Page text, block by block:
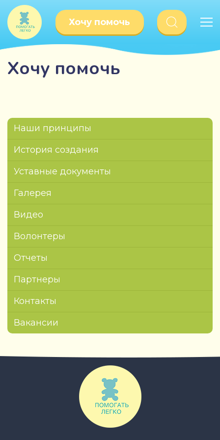
Хочу помочь
Хочу помочь
Наши принципы
История создания
Уставные документы
Галерея
Видео
Волонтеры
Отчеты
Партнеры
Контакты
Вакансии